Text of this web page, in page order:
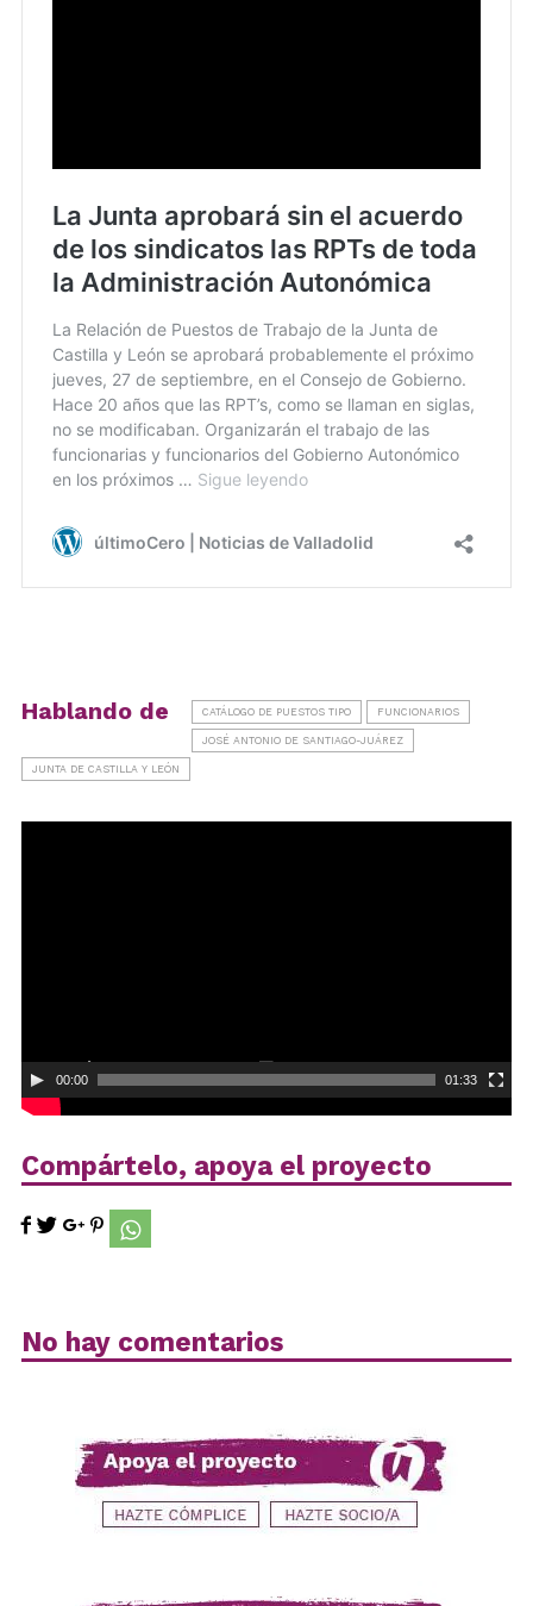
Hablando de CATÁLOGO DE PUESTOS TIPO FUNCIONARIOS
JOSÉ ANTONIO DE SANTIAGO-JUÁREZ
JUNTA DE CASTILLA Y LEÓN
00:00 01:33
Compártelo, apoya el proyecto
No hay comentarios